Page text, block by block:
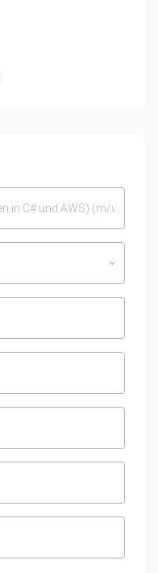
keyboard_arrow_down